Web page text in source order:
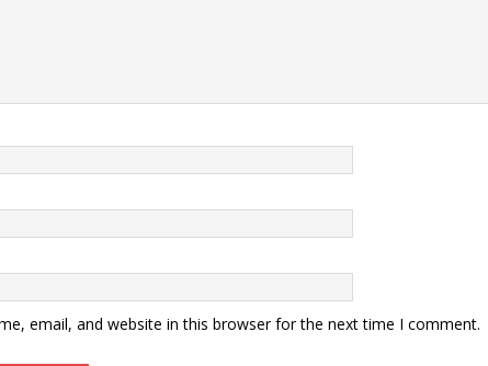
email, and website in this browser for the next time I comment.